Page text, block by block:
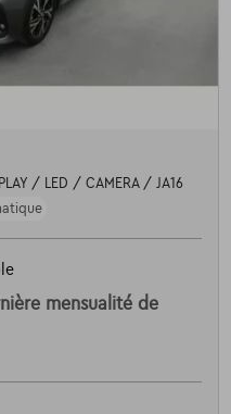
/ LED / CAMERA / JA16
mensualité de